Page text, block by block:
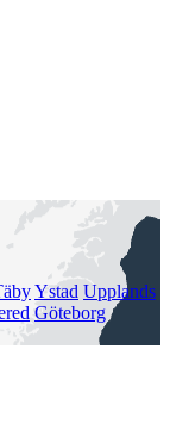
Ystad Upplands
Göteborg